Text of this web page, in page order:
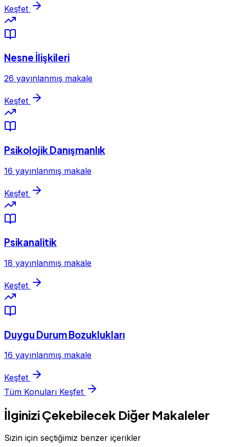
Keşfet
Nesne İlişkileri
26 yayınlanmış makale
Keşfet
Psikolojik Danışmanlık
16 yayınlanmış makale
Keşfet
Psikanalitik
18 yayınlanmış makale
Keşfet
Duygu Durum Bozuklukları
16 yayınlanmış makale
Keşfet
Tüm Konuları Keşfet
İlginizi Çekebilecek Diğer Makaleler
Sizin için seçtiğimiz benzer içerikler